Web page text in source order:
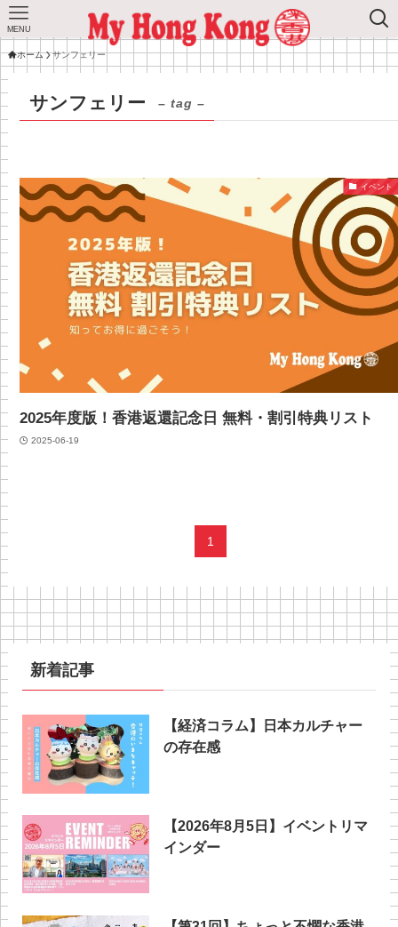
MENU
ホーム サンフェリー
サンフェリー – tag –
イベント
2025年度版！香港返還記念日 無料・割引特典リスト
2025-06-19
1
新着記事
【経済コラム】日本カルチャー
の存在感
【2026年8月5日】イベントリマ
インダー